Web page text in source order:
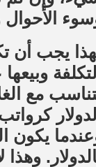
الأحوال
يجب أن
التكلفة
مع
الدولار
يكون